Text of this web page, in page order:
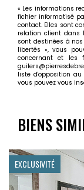
« Les informations
fichier informatisé
contact. Elles sont
relation client dans
sont destinées à
libertés », vous
concernant et les
liste d'opposition
vous pouvez vous
BIENS
EXCLUSIVITÉ